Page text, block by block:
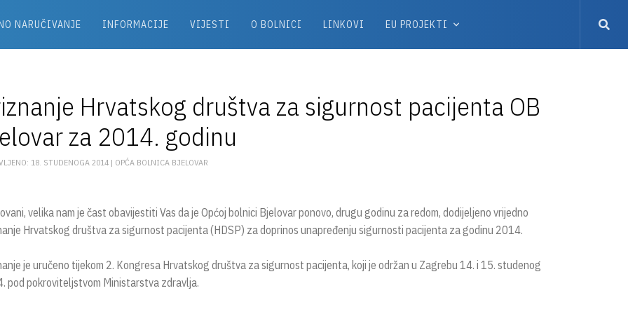
NARUČIVANJE INFORMACIJE VIJESTI O BOLNICI LINKOVI EU PROJEKTI
Hrvatskog društva za sigurnost pacijenta OB
za 2014. godinu
18. STUDENOGA 2014 | OPĆA BOLNICA BJELOVAR
velika nam je čast obavijestiti Vas da je Općoj bolnici Bjelovar ponovo, drugu godinu za redom, dodijeljeno vrijedno
Hrvatskog društva za sigurnost pacijenta (HDSP) za doprinos unapređenju sigurnosti pacijenta za godinu 2014.
je uručeno tijekom 2. Kongresa Hrvatskog društva za sigurnost pacijenta, koji je održan u Zagrebu 14. i 15. studenog
pod pokroviteljstvom Ministarstva zdravlja.